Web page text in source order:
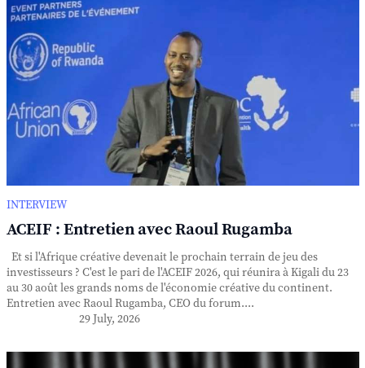
INTERVIEW
ACEIF : Entretien avec Raoul Rugamba
Et si l'Afrique créative devenait le prochain terrain de jeu des
investisseurs ? C'est le pari de l'ACEIF 2026, qui réunira à Kigali du 23
au 30 août les grands noms de l'économie créative du continent.
Entretien avec Raoul Rugamba, CEO du forum....
29 July, 2026